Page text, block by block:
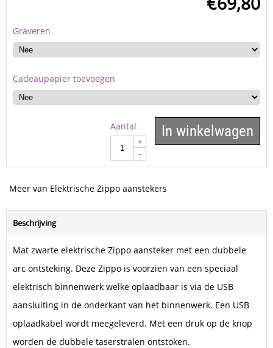
Graveren
Cadeaupapier toevoegen
Aantal
+
-
In winkelwagen
Meer van Elektrische Zippo aanstekers
Beschrijving
Mat zwarte elektrische Zippo aansteker met een dubbele
arc ontsteking. Deze Zippo is voorzien van een speciaal
elektrisch binnenwerk welke oplaadbaar is via de USB
aansluiting in de onderkant van het binnenwerk. Een USB
oplaadkabel wordt meegeleverd. Met een druk op de knop
worden de dubbele taserstralen ontstoken.